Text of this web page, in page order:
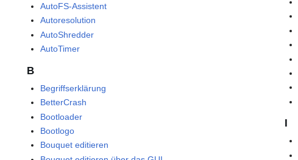
AutoFS-Assistent
Autoresolution
AutoShredder
AutoTimer
B
Begriffserklärung
BetterCrash
Bootloader
Bootlogo
Bouquet editieren